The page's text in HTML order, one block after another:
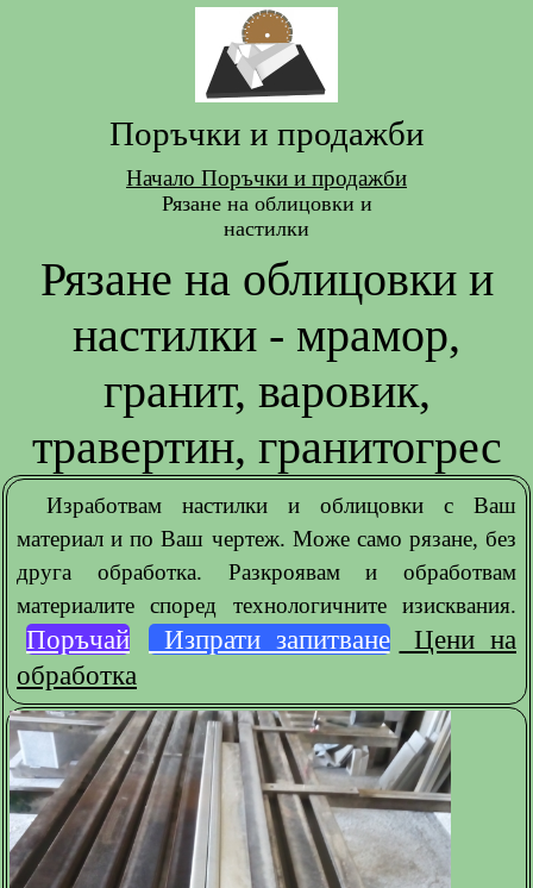
Поръчки и продажби
Начало Поръчки и продажби
Рязане на облицовки и
настилки
Рязане на облицовки и
настилки - мрамор,
гранит, варовик,
травертин, гранитогрес
Изработвам настилки и облицовки с Ваш
материал и по Ваш чертеж. Може само рязане, без
друга обработка. Разкроявам и обработвам
материалите според технологичните изисквания.
Поръчай Изпрати запитване
Цени на
обработка